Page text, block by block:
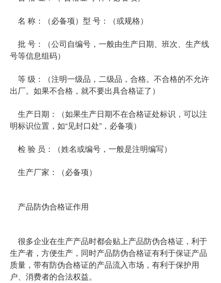
名 称：（必备项）型 号：（或规格）
批 号：（公司自编号，一般由生产日期、班次、生产线
号等信息组码）
等 级：（注明一级品，二级品，合格。不合格的不允许
出厂。如果不合格，就不要出具合格证了）
生产日期：（如果生产日期不在合格证处标识，可以注
明标识位置，如“见封口处”，必备项）
检 验 员：（姓名或编号，一般是注明编写）
生产厂家：（必备项）
产品防伪合格证作用
很多企业在生产产品时都会贴上产品防伪合格证，利于
生产者，方便生产，同时产品防伪合格证有利于保证产品
质量，带有防伪合格证的产品流入市场，有利于保护用
户、消费者的合法权益。